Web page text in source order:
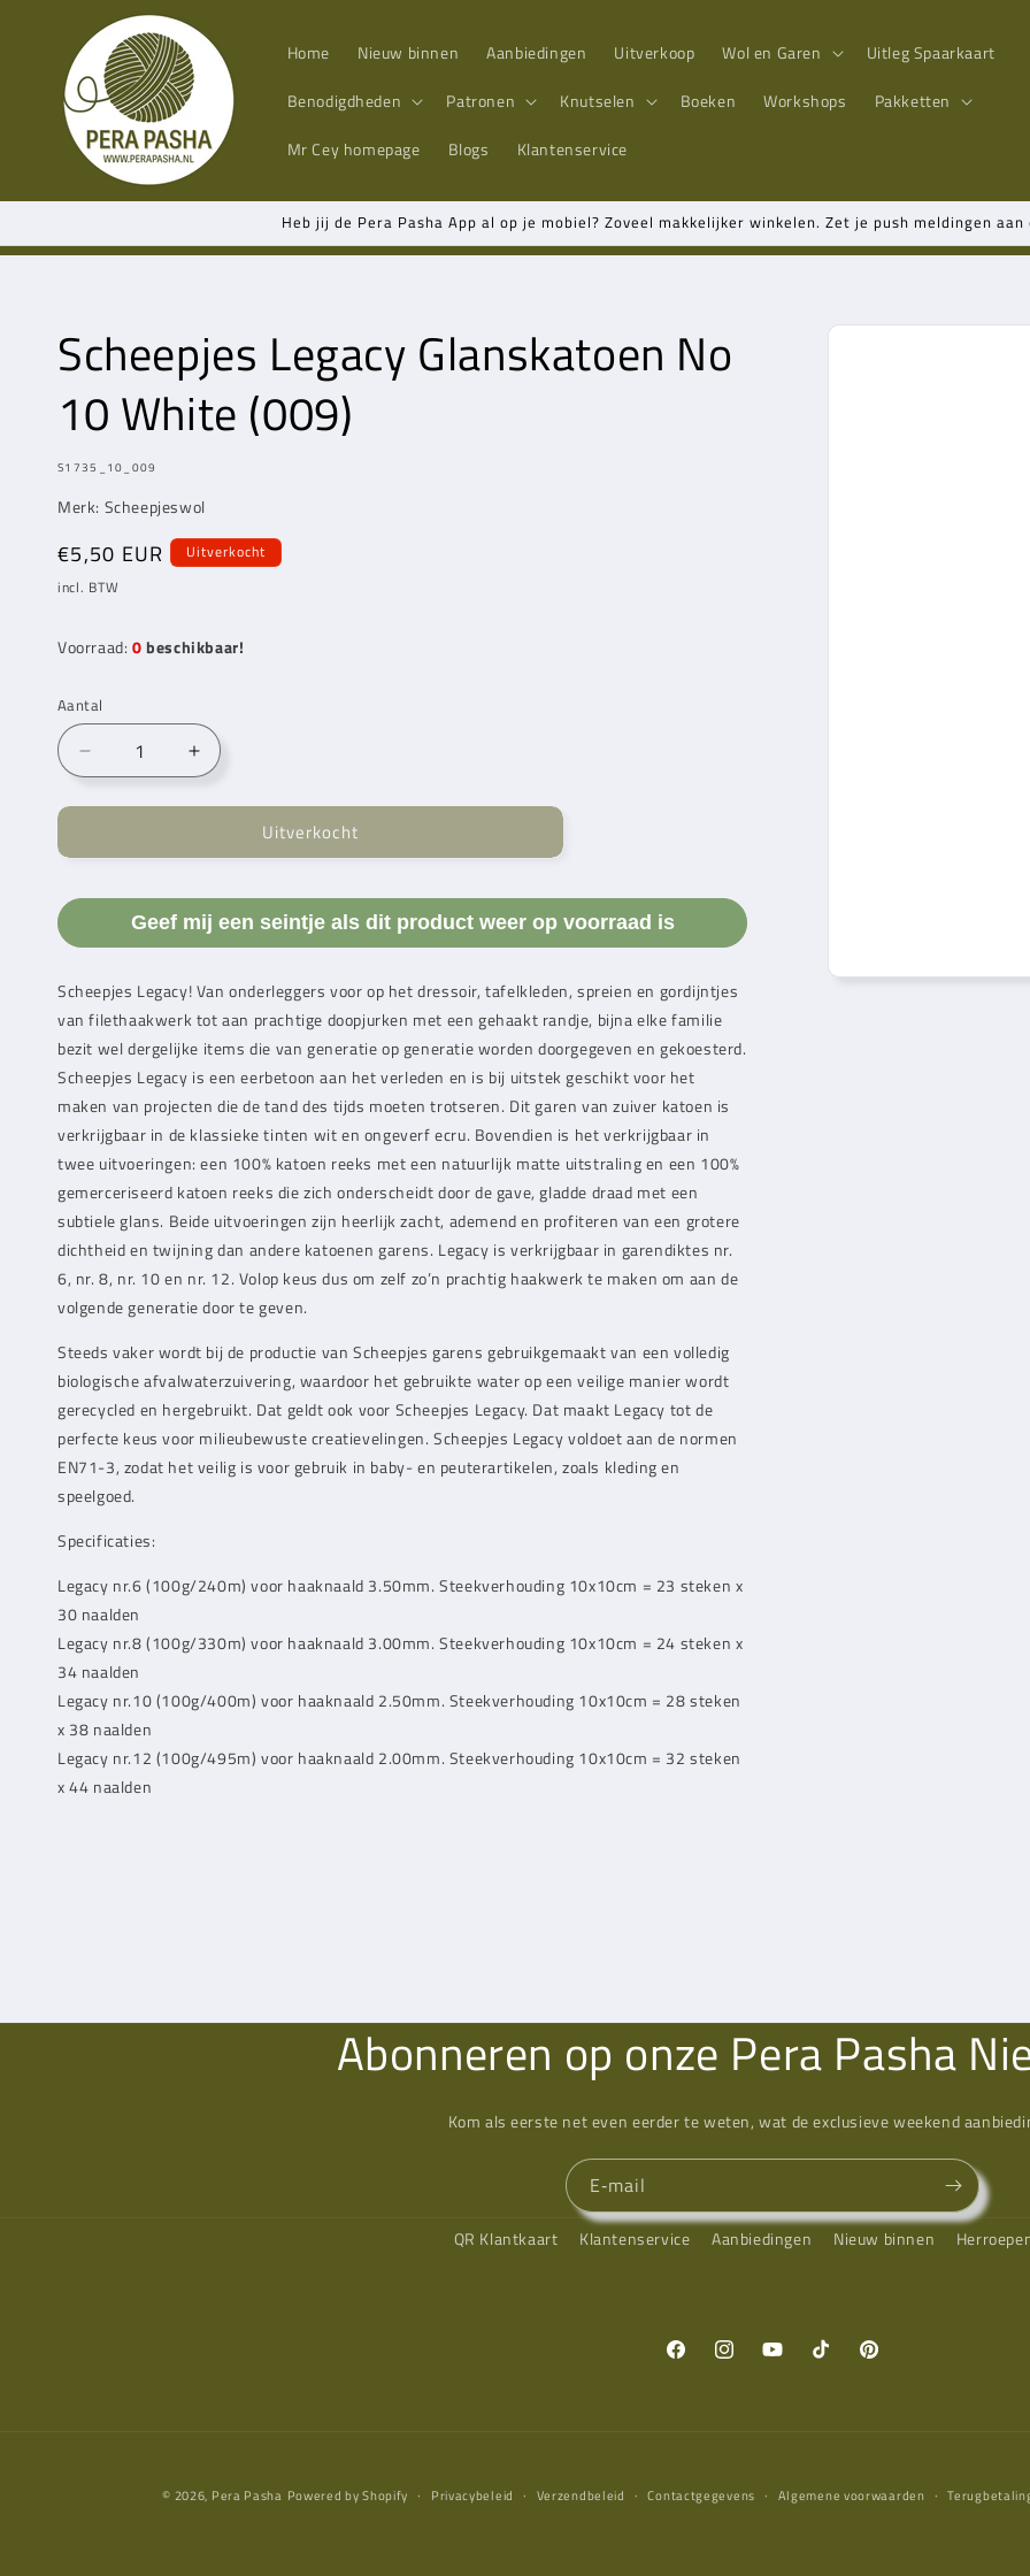
content Home Nieuw binnen Aanbiedingen Uitverkoop Wol en Garen
Uitleg Spaarkaart
Benodigdheden
Patronen Knutselen Boeken Workshops
Pakketten
Mr Cey homepage Blogs Klantenservice
Heb jij de Pera Pasha App al op je mobiel? Zoveel makkelijker winkelen. Zet je push meldingen
Scheepjes Legacy Glanskatoen No
10 White (009)
MODEL:
S1735_10_009
Merk: Scheepjeswol
Normale
prijs
€5,50 EUR
Uitverkocht
incl. BTW
Voorraad: 0 beschikbaar!
Aantal
Aantal
verlagen
voor
Legacy
No
White
Aantal
verhogen
voor
Scheepjes
Legacy
No
10
White
Uitverkocht
Geef mij een seintje als dit product weer op voorraad is
Scheepjes Legacy! Van onderleggers voor op het dressoir, tafelkleden, spreien en gordijntjes
van filethaakwerk tot aan prachtige doopjurken met een gehaakt randje, bijna elke familie
bezit wel dergelijke items die van generatie op generatie worden doorgegeven en gekoesterd.
Scheepjes Legacy is een eerbetoon aan het verleden en is bij uitstek geschikt voor het
maken van projecten die de tand des tijds moeten trotseren. Dit garen van zuiver katoen is
verkrijgbaar in de klassieke tinten wit en ongeverf ecru. Bovendien is het verkrijgbaar in
twee uitvoeringen: een 100% katoen reeks met een natuurlijk matte uitstraling en een 100%
gemerceriseerd katoen reeks die zich onderscheidt door de gave, gladde draad met een
subtiele glans. Beide uitvoeringen zijn heerlijk zacht, ademend en profiteren van een grotere
dichtheid en twijning dan andere katoenen garens. Legacy is verkrijgbaar in garendiktes nr.
6, nr. 8, nr. 10 en nr. 12. Volop keus dus om zelf zo’n prachtig haakwerk te maken om aan de
volgende generatie door te geven.
Steeds vaker wordt bij de productie van Scheepjes garens gebruikgemaakt van een volledig
biologische afvalwaterzuivering, waardoor het gebruikte water op een veilige manier wordt
gerecycled en hergebruikt. Dat geldt ook voor Scheepjes Legacy. Dat maakt Legacy tot de
perfecte keus voor milieubewuste creatievelingen. Scheepjes Legacy voldoet aan de normen
EN71-3, zodat het veilig is voor gebruik in baby- en peuterartikelen, zoals kleding en
speelgoed.
Specificaties:
Legacy nr.6 (100g/240m) voor haaknaald 3.50mm. Steekverhouding 10x10cm = 23 steken x
30 naalden
Legacy nr.8 (100g/330m) voor haaknaald 3.00mm. Steekverhouding 10x10cm = 24 steken x
34 naalden
Legacy nr.10 (100g/400m) voor haaknaald 2.50mm. Steekverhouding 10x10cm = 28 steken
x 38 naalden
Legacy nr.12 (100g/495m) voor haaknaald 2.00mm. Steekverhouding 10x10cm = 32 steken
x 44 naalden
Abonneren op onze Pera Pasha
Kom als eerste net even eerder te weten, wat de exclusieve weekend
E‑mail
QR Klantkaart Klantenservice Aanbiedingen Nieuw binnen
FacebookInstagramYouTubeTikTok Pinterest
© 2026, Pera Pasha Powered by Shopify Privacybeleid Verzendbeleid Contactgegevens Algemene voorwaarden